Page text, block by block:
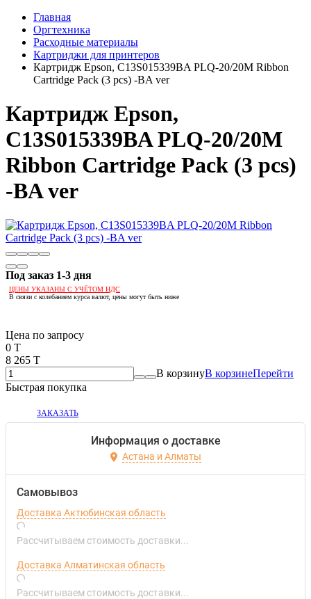
Главная
Оргтехника
Расходные материалы
Картриджи для принтеров
Картридж Epson, C13S015339BA PLQ-20/20M Ribbon
Cartridge Pack (3 pcs) -BA ver
Картридж Epson,
C13S015339BA PLQ-20/20M
Ribbon Cartridge Pack (3 pcs)
-BA ver
Под заказ 1-3 дня
ЦЕНЫ УКАЗАНЫ С УЧЁТОМ НДС
В связи с колебанием курса валют, цены могут быть ниже
Цена по запросу
0 T
8 265 T
В корзинуВ корзинеПерейти
Быстрая покупка
ЗАКАЗАТЬ
Информация о доставке
Астана и Алматы
Самовывоз
Доставка Актюбинская область
Рассчитываем стоимость доставки...
Доставка Алматинская область
Рассчитываем стоимость доставки...